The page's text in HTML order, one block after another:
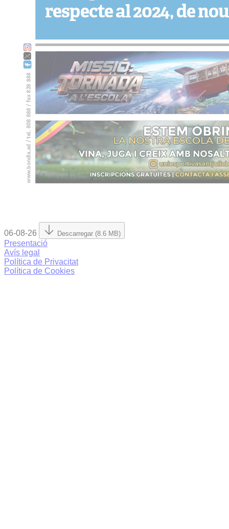
06-08-26 Descarregar (8.6 MB)
Presentació
Avís legal
Política de Privacitat
Política de Cookies